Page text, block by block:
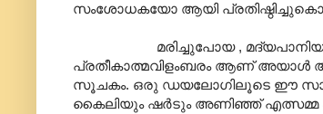
സംശോധകയോ ആയി
മരിച്ചുപോയ ,
പ്രതീകാത്മവിളംബരം ആണ് അയാൾ ആ
സൂചകം. ഒരു ഡയലോഗിലൂടെ ഈ
കൈലിയും ഷർടും അണിഞ്ഞ് എത്സമ്മ